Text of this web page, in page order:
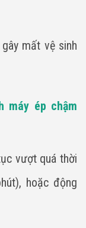
mất vệ sinh
máy ép chậm
vượt quá thời
hoặc động